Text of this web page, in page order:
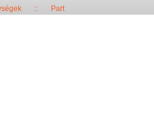
:: Part